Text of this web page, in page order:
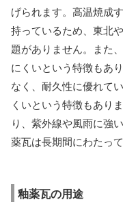
げられます。高温焼成
持っているため、東北
題がありません。また
にくいという特徴もあ
なく、耐久性に優れて
くいという特徴もあり
り、紫外線や風雨に強
薬瓦は長期間にわたっ
釉薬瓦の用途